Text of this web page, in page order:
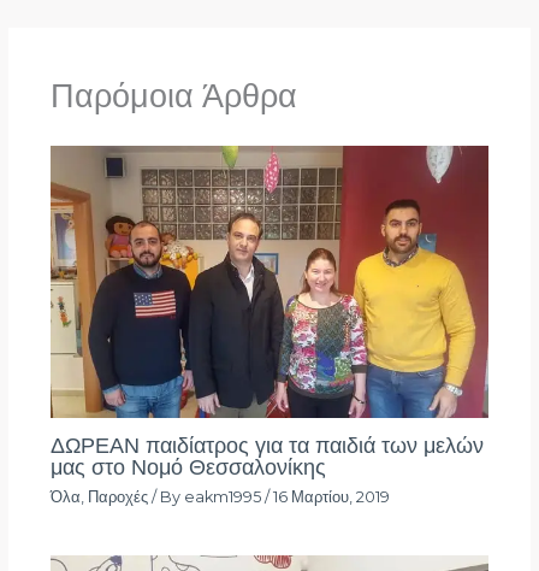
Παρόμοια Άρθρα
ΔΩΡΕΑΝ παιδίατρος για τα παιδιά των μελών
μας στο Νομό Θεσσαλονίκης
Όλα, Παροχές/ By eakm1995 / 16 Μαρτίου, 2019